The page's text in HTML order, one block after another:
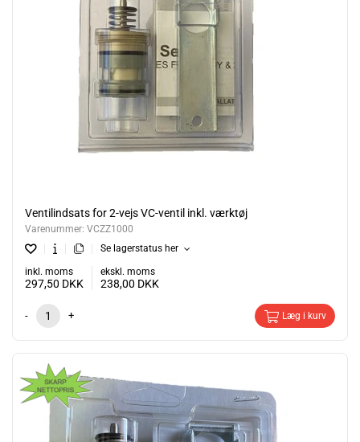
Ventilindsats for 2-vejs VC-ventil inkl. værktøj
Varenummer: VCZZ1000
Se lagerstatus her
inkl. moms
297,50 DKK
ekskl. moms
238,00 DKK
- + Læg i kurv